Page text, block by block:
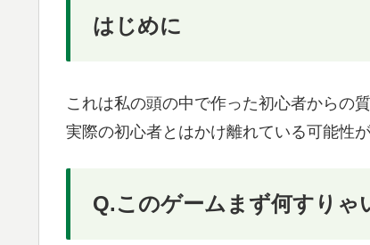
はじめに
これは私の頭の中で作った初心者からの
実際の初心者とはかけ離れている可能性が
Q.このゲームまず何すりゃ